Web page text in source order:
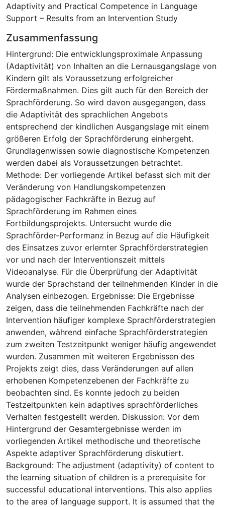
Adaptivity and Practical Competence in Language
Support – Results from an Intervention Study
Zusammenfassung
Hintergrund: Die entwicklungsproximale Anpassung
(Adaptivität) von Inhalten an die Lernausgangslage von
Kindern gilt als Voraussetzung erfolgreicher
Fördermaßnahmen. Dies gilt auch für den Bereich der
Sprachförderung. So wird davon ausgegangen, dass
die Adaptivität des sprachlichen Angebots
entsprechend der kindlichen Ausgangslage mit einem
größeren Erfolg der Sprachförderung einhergeht.
Grundlagenwissen sowie diagnostische Kompetenzen
werden dabei als Voraussetzungen betrachtet.
Methode: Der vorliegende Artikel befasst sich mit der
Veränderung von Handlungskompetenzen
pädagogischer Fachkräfte in Bezug auf
Sprachförderung im Rahmen eines
Fortbildungsprojekts. Untersucht wurde die
Sprachförder-Performanz in Bezug auf die Häufigkeit
des Einsatzes zuvor erlernter Sprachförderstrategien
vor und nach der Interventionszeit mittels
Videoanalyse. Für die Überprüfung der Adaptivität
wurde der Sprachstand der teilnehmenden Kinder in die
Analysen einbezogen. Ergebnisse: Die Ergebnisse
zeigen, dass die teilnehmenden Fachkräfte nach der
Intervention häufiger komplexe Sprachförderstrategien
anwenden, während einfache Sprachförderstrategien
zum zweiten Testzeitpunkt weniger häufig angewendet
wurden. Zusammen mit weiteren Ergebnissen des
Projekts zeigt dies, dass Veränderungen auf allen
erhobenen Kompetenzebenen der Fachkräfte zu
beobachten sind. Es konnte jedoch zu beiden
Testzeitpunkten kein adaptives sprachförderliches
Verhalten festgestellt werden. Diskussion: Vor dem
Hintergrund der Gesamtergebnisse werden im
vorliegenden Artikel methodische und theoretische
Aspekte adaptiver Sprachförderung diskutiert.
Background: The adjustment (adaptivity) of content to
the learning situation of children is a prerequisite for
successful educational interventions. This also applies
to the area of language support. It is assumed that the